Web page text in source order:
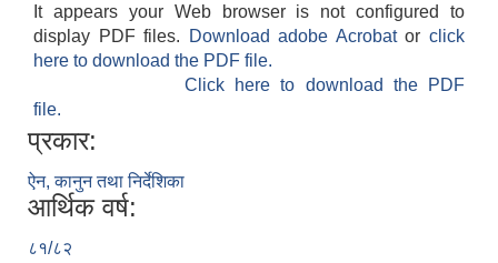
It appears your Web browser is not configured to
display PDF files.
Download adobe Acrobatorclick
here to download the PDF file.
Click here to download the PDF
file.
प्रकार:
ऐन, कानुन तथा निर्देशिका
आर्थिक वर्ष:
८१/८२